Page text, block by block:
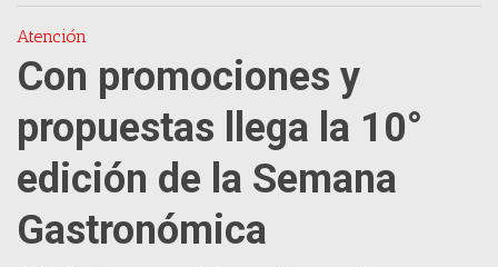
Atención
Con promociones y
propuestas llega la 10°
edición de la Semana
Gastronómica